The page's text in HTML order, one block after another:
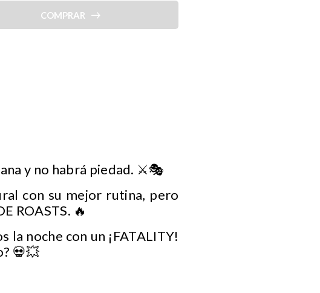
COMPRAR
y no habrá piedad. ⚔️🎭
con su mejor rutina, pero
ROASTS. 🔥
la noche con un ¡FATALITY!
💀💥